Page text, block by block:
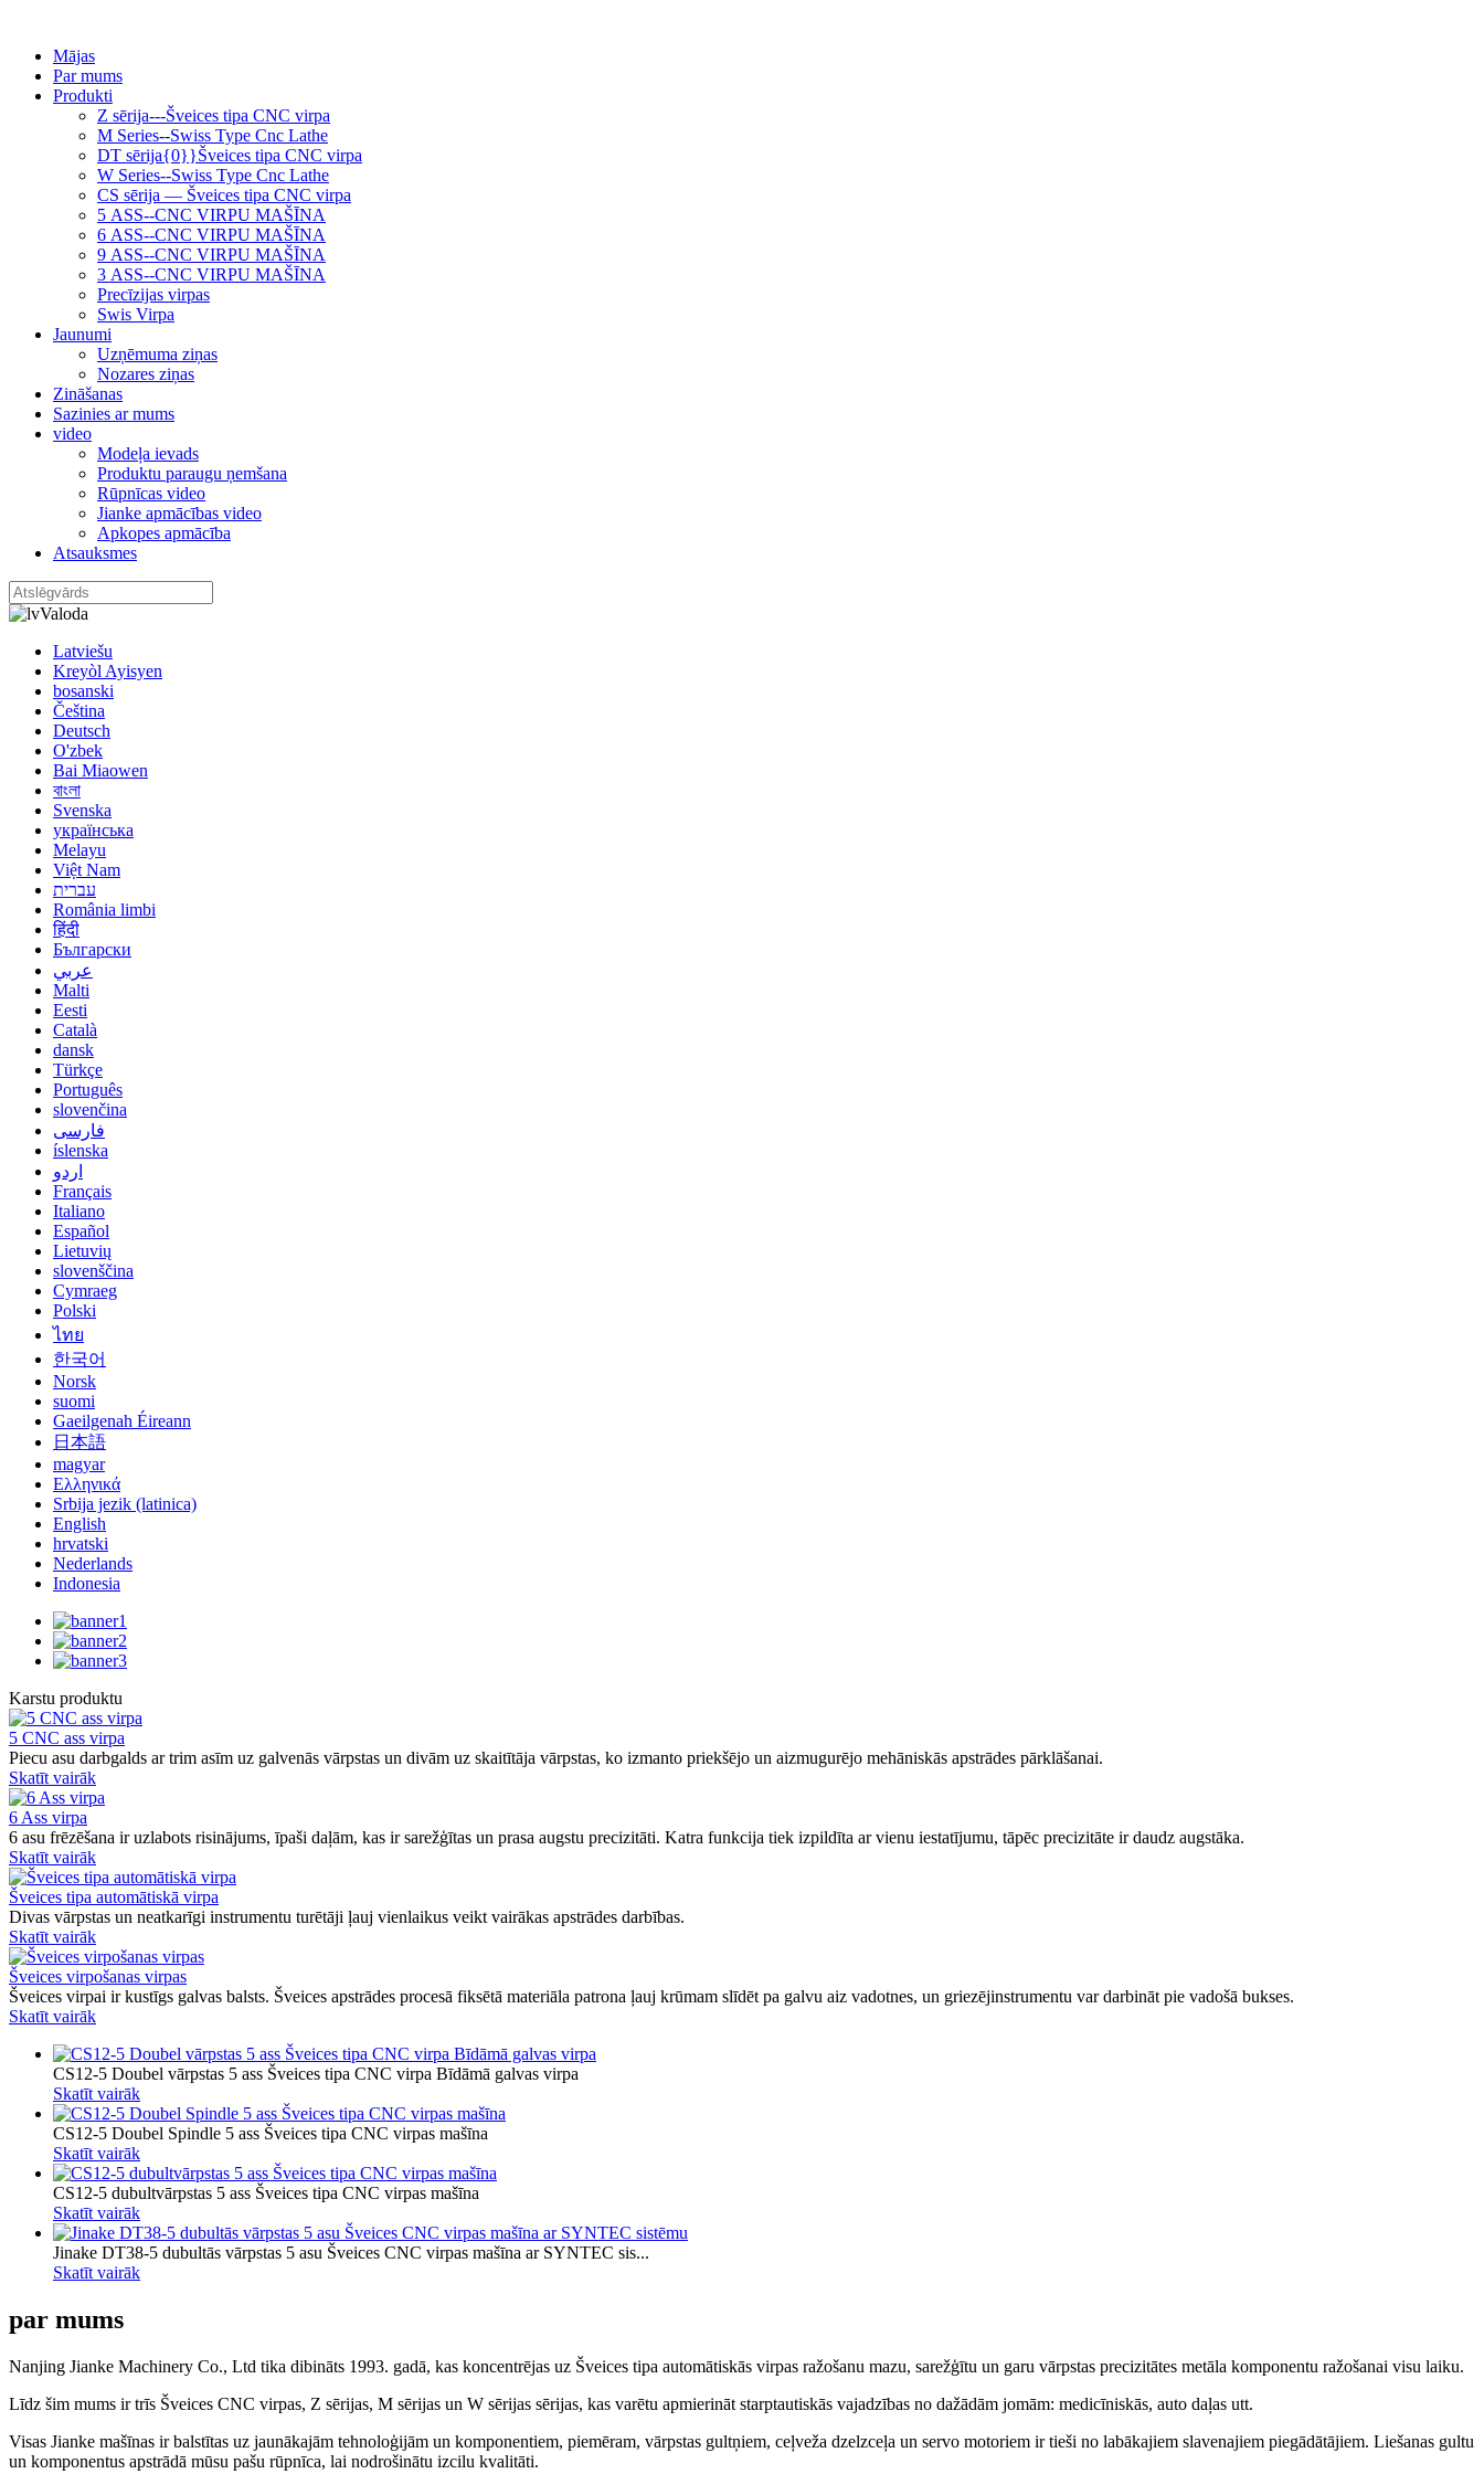
Mājas
Par mums
Produkti
Z sērija---Šveices tipa CNC virpa
M Series--Swiss Type Cnc Lathe
DT sērija{0}}Šveices tipa CNC virpa
W Series--Swiss Type Cnc Lathe
CS sērija — Šveices tipa CNC virpa
5 ASS--CNC VIRPU MAŠĪNA
6 ASS--CNC VIRPU MAŠĪNA
9 ASS--CNC VIRPU MAŠĪNA
3 ASS--CNC VIRPU MAŠĪNA
Precīzijas virpas
Swis Virpa
Jaunumi
Uzņēmuma ziņas
Nozares ziņas
Zināšanas
Sazinies ar mums
video
Modeļa ievads
Produktu paraugu ņemšana
Rūpnīcas video
Jianke apmācības video
Apkopes apmācība
Atsauksmes
Valoda
Latviešu
Kreyòl Ayisyen
bosanski
Čeština
Deutsch
O'zbek
Bai Miaowen
বাংলা
Svenska
українська
Melayu
Việt Nam
עברית
România limbi
हिंदी
Български
عربي
Malti
Eesti
Català
dansk
Türkçe
Português
slovenčina
فارسی
íslenska
اردو
Français
Italiano
Español
Lietuvių
slovenščina
Cymraeg
Polski
ไทย
한국어
Norsk
suomi
Gaeilgenah Éireann
日本語
magyar
Ελληνικά
Srbija jezik (latinica)
English
hrvatski
Nederlands
Indonesia
Karstu produktu
5 CNC ass virpa
Piecu asu darbgalds ar trim asīm uz galvenās vārpstas un divām uz skaitītāja vārpstas, ko izmanto priekšējo un aizmugurējo mehāniskās apstrādes pārklāšanai.
Skatīt vairāk
6 Ass virpa
6 asu frēzēšana ir uzlabots risinājums, īpaši daļām, kas ir sarežģītas un prasa augstu precizitāti. Katra funkcija tiek izpildīta ar vienu iestatījumu, tāpēc precizitāte ir daudz augstāka.
Skatīt vairāk
Šveices tipa automātiskā virpa
Divas vārpstas un neatkarīgi instrumentu turētāji ļauj vienlaikus veikt vairākas apstrādes darbības.
Skatīt vairāk
Šveices virpošanas virpas
Šveices virpai ir kustīgs galvas balsts. Šveices apstrādes procesā fiksētā materiāla patrona ļauj krūmam slīdēt pa galvu aiz vadotnes, un griezējinstrumentu var darbināt pie vadošā bukses.
Skatīt vairāk
CS12-5 Doubel vārpstas 5 ass Šveices tipa CNC virpa Bīdāmā galvas virpa
Skatīt vairāk
CS12-5 Doubel Spindle 5 ass Šveices tipa CNC virpas mašīna
Skatīt vairāk
CS12-5 dubultvārpstas 5 ass Šveices tipa CNC virpas mašīna
Skatīt vairāk
Jinake DT38-5 dubultās vārpstas 5 asu Šveices CNC virpas mašīna ar SYNTEC sis...
Skatīt vairāk
par mums
Nanjing Jianke Machinery Co., Ltd tika dibināts 1993. gadā, kas koncentrējas uz Šveices tipa automātiskās virpas ražošanu mazu, sarežģītu un garu vārpstas precizitātes metāla komponentu ražošanai visu laiku.
Līdz šim mums ir trīs Šveices CNC virpas, Z sērijas, M sērijas un W sērijas sērijas, kas varētu apmierināt starptautiskās vajadzības no dažādām jomām: medicīniskās, auto daļas utt.
Visas Jianke mašīnas ir balstītas uz jaunākajām tehnoloģijām un komponentiem, piemēram, vārpstas gultņiem, ceļveža dzelzceļa un servo motoriem ir tieši no labākajiem slavenajiem piegādātājiem. Liešanas gultu
un komponentus apstrādā mūsu pašu rūpnīca, lai nodrošinātu izcilu kvalitāti.